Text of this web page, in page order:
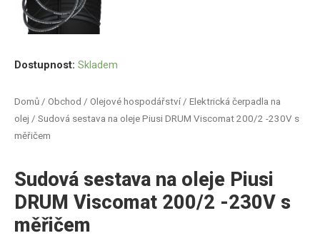
Domů / Obchod / Olejové hospodářství / Elektrická čerpadla na
olej / Sudová sestava na oleje Piusi DRUM Viscomat 200/2 -230V s
měřičem
Sudová sestava na oleje Piusi
DRUM Viscomat 200/2 -230V s
měřičem
Dostupnost: Skladem